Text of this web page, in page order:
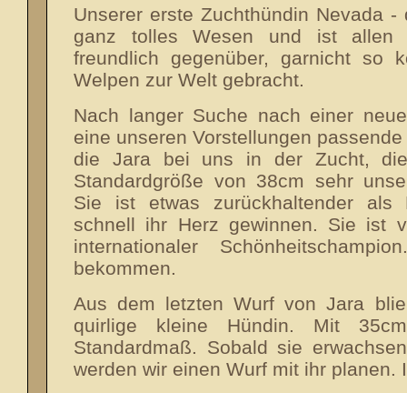
Unserer erste Zuchthündin Nevada
ganz tolles Wesen und ist allen
freundlich gegenüber, garnicht so
Welpen zur Welt gebracht.
Nach langer Suche nach einer
eine unseren Vorstellungen
die Jara bei uns in der Zucht,
Standardgröße von 38cm sehr
Sie ist etwas zurückhaltender als
schnell ihr Herz gewinnen. Sie ist
internationaler
bekommen.
Aus dem letzten Wurf von Jara
quirlige kleine Hündin. Mit
Standardmaß. Sobald sie
werden wir einen Wurf mit ihr planen.